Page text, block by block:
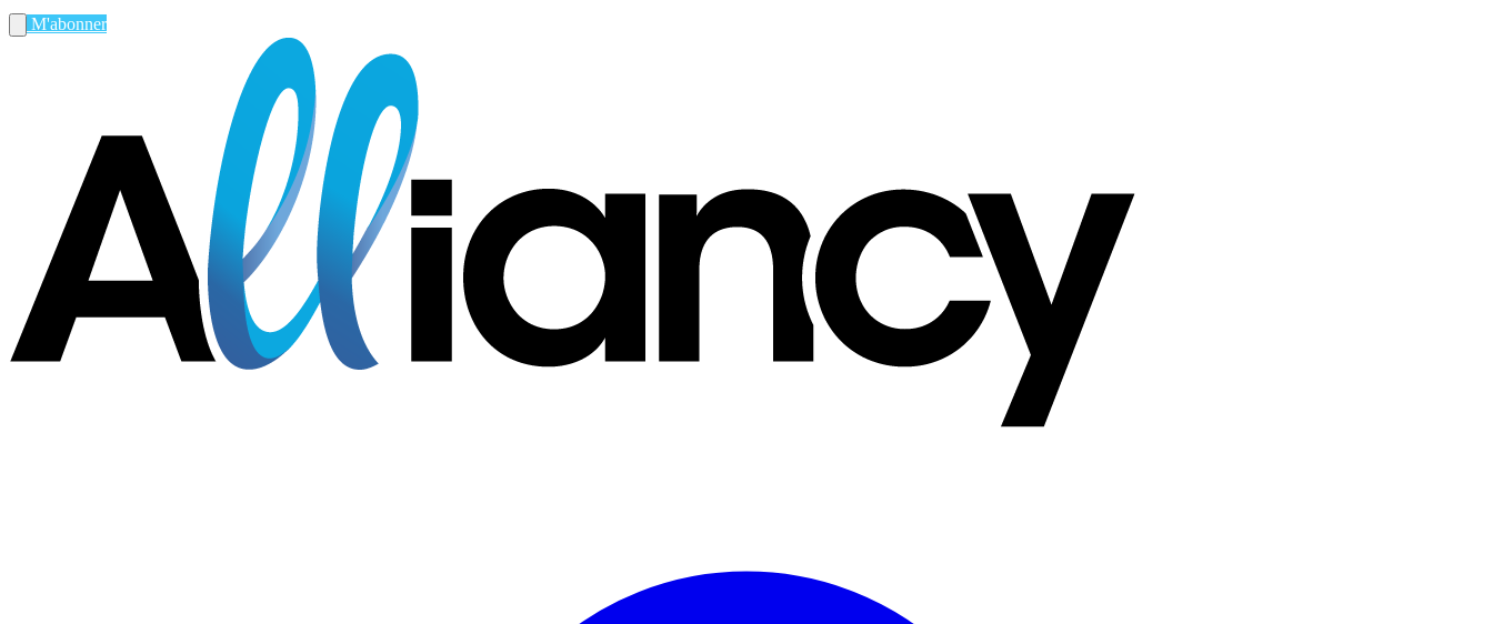
M'abonner